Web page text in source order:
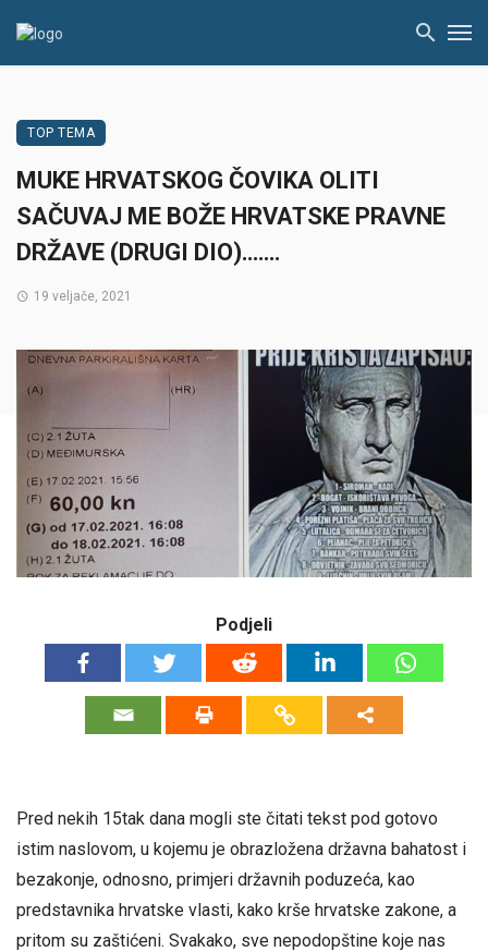
TOP TEMA
MUKE HRVATSKOG ČOVIKA OLITI
SAČUVAJ ME BOŽE HRVATSKE PRAVNE
DRŽAVE (DRUGI DIO)…….
19 veljače, 2021
Podjeli
Pred nekih 15tak dana mogli ste čitati tekst pod gotovo
istim naslovom, u kojemu je obrazložena državna bahatost i
bezakonje, odnosno, primjeri državnih poduzeća, kao
predstavnika hrvatske vlasti, kako krše hrvatske zakone, a
pritom su zaštićeni. Svakako, sve nepodopštine koje nas